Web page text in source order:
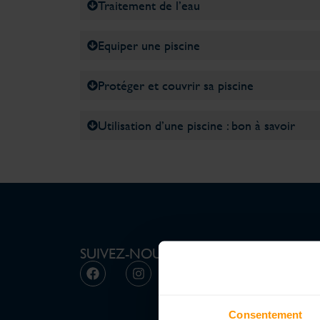
Consentement
Traitement de l’eau
Equiper une piscine
Protéger et couvrir sa piscine
Utilisation d’une piscine : bon à savoir
SUIVEZ-NOUS